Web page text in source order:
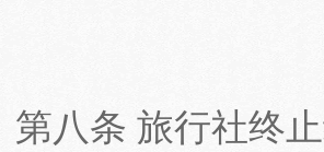
条 旅行社终止